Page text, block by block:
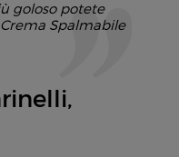
goloso potete
Spalmabile